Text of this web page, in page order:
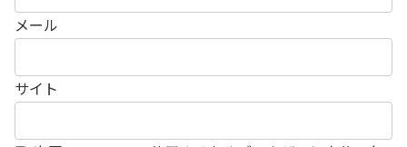
メール
サイト